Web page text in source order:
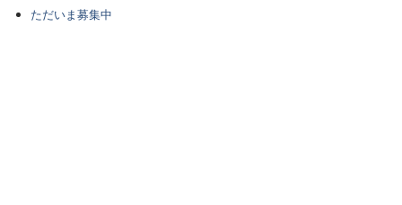
ただいま募集中